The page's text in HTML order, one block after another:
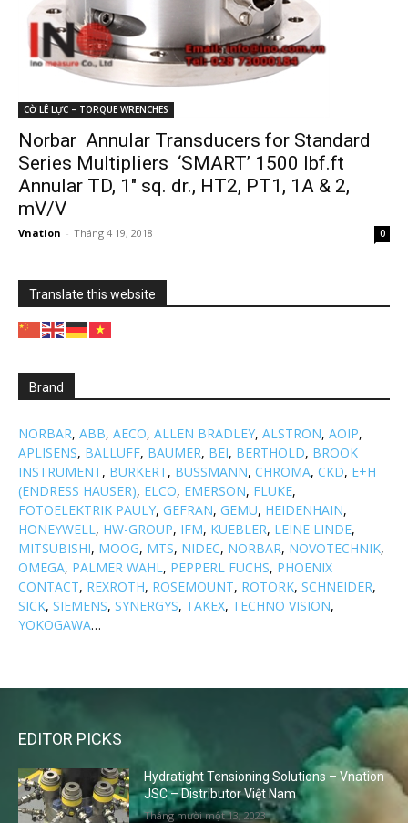
CỜ LÊ LỰC – TORQUE WRENCHES
Norbar Annular Transducers for Standard
Series Multipliers ‘SMART’ 1500 lbf.ft
Annular TD, 1″ sq. dr., HT2, PT1, 1A & 2,
mV/V
Vnation - Tháng 4 19, 2018 0
Translate this website
Brand
NORBAR, ABB, AECO, ALLEN BRADLEY, ALSTRON, AOIP,
APLISENS, BALLUFF, BAUMER, BEI, BERTHOLD, BROOK
INSTRUMENT, BURKERT, BUSSMANN, CHROMA, CKD, E+H
(ENDRESS HAUSER), ELCO, EMERSON, FLUKE,
FOTOELEKTRIK PAULY, GEFRAN, GEMU, HEIDENHAIN,
HONEYWELL, HW-GROUP, IFM, KUEBLER, LEINE LINDE,
MITSUBISHI, MOOG, MTS, NIDEC, NORBAR, NOVOTECHNIK,
OMEGA, PALMER WAHL, PEPPERL FUCHS, PHOENIX
CONTACT, REXROTH, ROSEMOUNT, ROTORK, SCHNEIDER,
SICK, SIEMENS, SYNERGYS, TAKEX, TECHNO VISION,
YOKOGAWA…
EDITOR PICKS
Hydratight Tensioning Solutions – Vnation
JSC – Distributor Việt Nam
Tháng mười một 13, 2023